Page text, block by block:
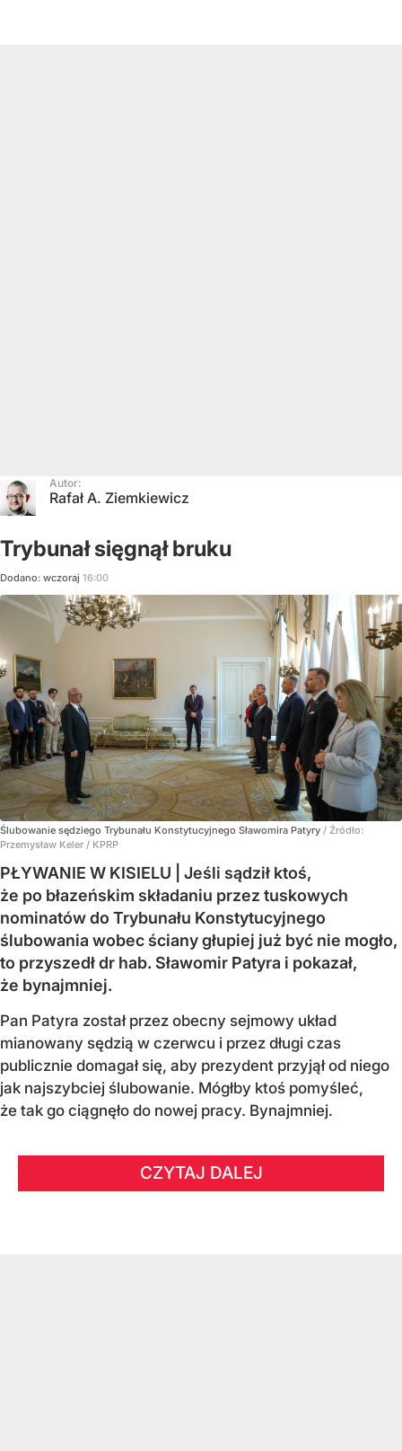
Autor:
Rafał A. Ziemkiewicz
Trybunał sięgnął bruku
Dodano: wczoraj 16:00
Ślubowanie sędziego Trybunału Konstytucyjnego Sławomira Patyry / Źródło:
Przemysław Keler / KPRP
PŁYWANIE W KISIELU | Jeśli sądził ktoś,
że po błazeńskim składaniu przez tuskowych
nominatów do Trybunału Konstytucyjnego
ślubowania wobec ściany głupiej już być nie mogło,
to przyszedł dr hab. Sławomir Patyra i pokazał,
że bynajmniej.
Pan Patyra został przez obecny sejmowy układ
mianowany sędzią w czerwcu i przez długi czas
publicznie domagał się, aby prezydent przyjął od niego
jak najszybciej ślubowanie. Mógłby ktoś pomyśleć,
że tak go ciągnęło do nowej pracy. Bynajmniej.
CZYTAJ DALEJ